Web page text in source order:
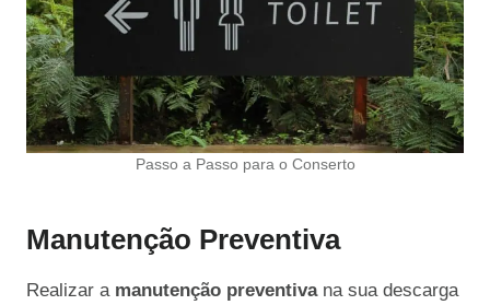
Passo a Passo para o Conserto
Manutenção Preventiva
Realizar a manutenção preventivana sua descarga